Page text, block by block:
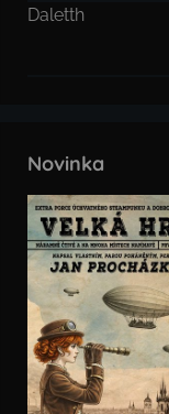
Daletth
Novinka